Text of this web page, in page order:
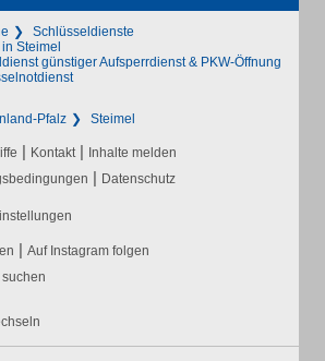
Schlüsseldienste
Steimel
günstiger Aufsperrdienst & PKW-Öffnung
Pfalz Steimel
| Kontakt | Inhalte melden
| Datenschutz
| Auf Instagram folgen